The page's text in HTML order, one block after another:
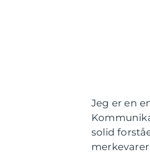
Jeg er en
solid